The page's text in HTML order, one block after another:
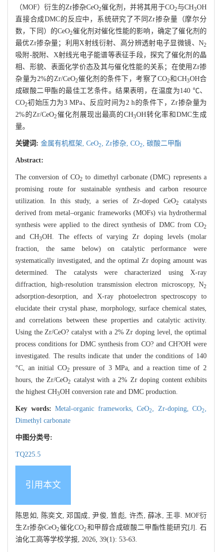
（MOF）衍生的Zr掺杂CeO2催化剂，并将其用于CO2与CH3OH
直接合成DMC的反应中，系统研究了不同Zr掺杂量（摩尔分
数，下同）的CeO2催化剂对催化性能的影响，确定了催化剂的
最优Zr掺杂量；利用X射线衍射、高分辨透射电子显微镜、N2
吸附-脱附、X射线光电子能谱等表征手段，探究了催化剂的晶
相、形貌、表面化学价态及其与催化性能的关系；在使用Zr掺
杂量为2%的Zr/CeO2催化剂的条件下，考察了CO2和CH3OH合
成碳酸二甲酯的最佳工艺条件。结果表明，在温度为140 ℃、
CO2初始压力为3 MPa、反应时间为2 h的条件下，Zr掺杂量为
2%的Zr/CeO2催化剂展现出最高的CH3OH转化率和DMC生成
量。
关键词: 金属有机框架, CeO2, Zr掺杂, CO2, 碳酸二甲酯
Abstract:
The conversion of CO2 to dimethyl carbonate (DMC) represents a
promising route for sustainable synthesis and carbon resource
utilization. In this study, a series of Zr-doped CeO2
catalysts
derived from metal–organic frameworks (MOFs) via hydrothermal
synthesis were applied to the direct synthesis of DMC from CO2
and CH3OH. The effects of varying Zr doping levels (molar
fraction, the same below) on catalytic performance were
systematically investigated, and the optimal Zr doping amount was
determined. The catalysts were characterized using X-ray
diffraction, high-resolution transmission electron microscopy, N2
adsorption-desorption, and X-ray photoelectron spectroscopy to
elucidate their crystal phase, morphology, surface chemical states,
and correlations between these properties and catalytic activity.
Using the Zr/CeO? catalyst with a 2% Zr doping level, the optimal
process conditions for DMC synthesis from CO? and CH?OH were
investigated. The results indicate that under the conditions of 140
°C, an initial CO2
pressure of 3 MPa, and a reaction time of 2
hours, the Zr/CeO2
catalyst with a 2% Zr doping content exhibits
the highest CH3OH conversion rate and DMC production.
Key words: Metal-organic frameworks, CeO2, Zr-doping, CO2,
Dimethyl carbonate
中图分类号:
TQ225.5
引用本文
陈思如, 陈奕文, 邓国成, 尹俊, 笪彪, 许杰, 薛冰, 王非. MOF衍
生Zr掺杂CeO2催化CO2和甲醇合成碳酸二甲酯性能研究[J]. 石
油化工高等学校学报, 2026, 39(1): 53-63.